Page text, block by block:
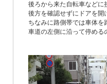
後ろから来た自転車などに
後方を確認せずにドアを開
ちなみに路側帯では車体
車道の左側に沿って停める